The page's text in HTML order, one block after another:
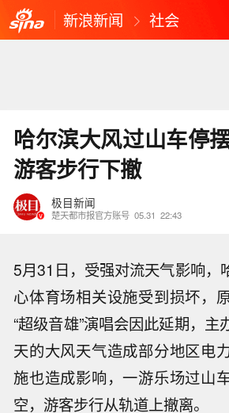
新浪新闻 社会
哈尔滨大风过山车停
游客步行下撤
极目新闻
楚天都市报官方账号 05.31 22:43
5月31日，受强对流天气影响，
心体育场相关设施受到损坏，
“超级音雄”演唱会因此延期，主
天的大风天气造成部分地区电
施也造成影响，一游乐场过山
空，游客步行从轨道上撤离。